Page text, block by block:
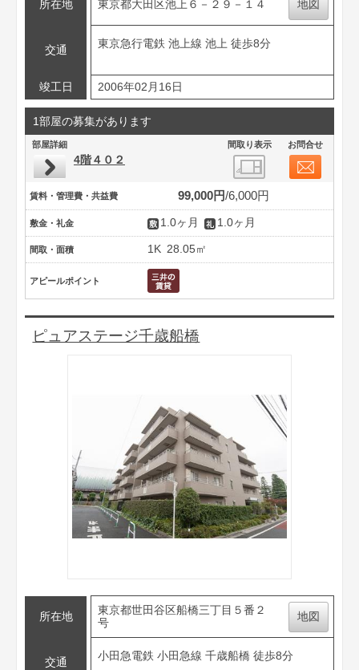
所在地 東京都大田区池上６－２９－１４ 地図
交通
東京急行電鉄 池上線 池上 徒歩8分
竣工日 2006年02月16日
1部屋の募集があります
部屋詳細 間取り表示 お問合せ
4階４０２
賃料・管理費・共益費 99,000円 6,000円
敷金・礼金 1.0ヶ月 1.0ヶ月
間取・面積 1K 28.05㎡
アピールポイント
ピュアステージ千歳船橋
所在地
東京都世田谷区船橋三丁目５番２
号
地図
交通
小田急電鉄 小田急線 千歳船橋 徒歩8分